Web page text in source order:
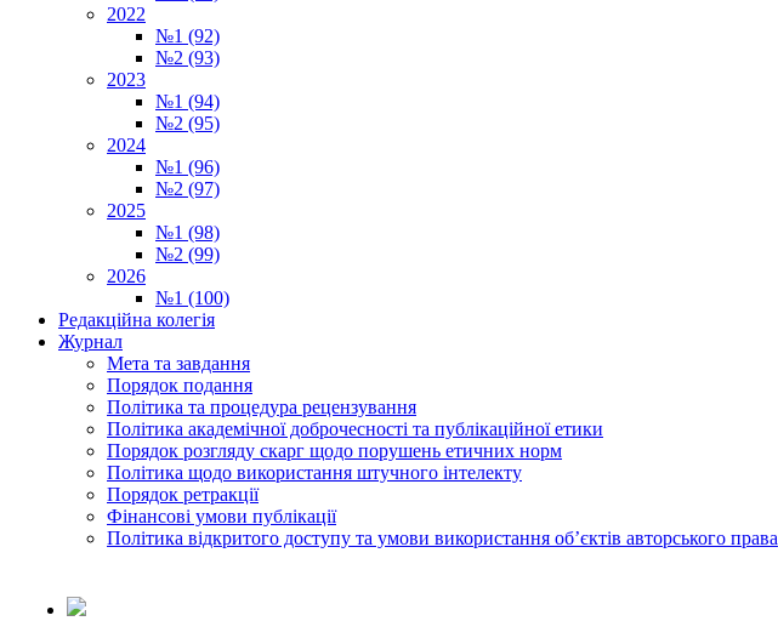
2022
№1 (92)
№2 (93)
2023
№1 (94)
№2 (95)
2024
№1 (96)
№2 (97)
2025
№1 (98)
№2 (99)
2026
№1 (100)
Редакційна колегія
Журнал
Мета та завдання
Порядок подання
Політика та процедура рецензування
Політика академічної доброчесності та публікаційної етики
Порядок розгляду скарг щодо порушень етичних норм
Політика щодо використання штучного інтелекту
Порядок ретракції
Фінансові умови публікації
Політика відкритого доступу та умови використання обʼєктів авторського права